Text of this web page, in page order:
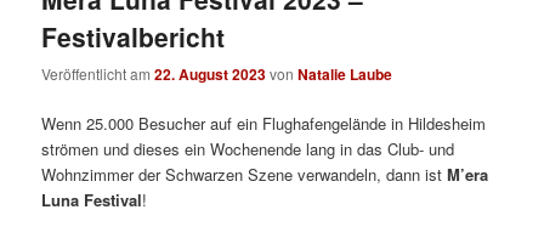
Festivalbericht
Veröffentlicht am22. August 2023vonNatalie Laube
Wenn 25.000 Besucher auf ein Flughafengelände in Hildesheim
strömen und dieses ein Wochenende lang in das Club- und
Wohnzimmer der Schwarzen Szene verwandeln, dann istM’era
Luna Festival!